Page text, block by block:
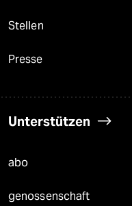
Stellen
Presse
Unterstützen
abo
genossenschaft